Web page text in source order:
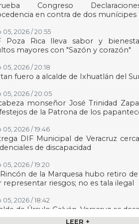
Congreso
en contra de dos munícipes
05, 2026 / 20:55
Poza Rica lleva sabor y
mayores con "Sazón y corazón"
05, 2026 / 20:18
fuero a alcalde de Ixhuatlán del
05, 2026 / 20:05
monseñor José Trinidad
de la Patrona de los
05, 2026 / 19:46
DIF Municipal de Veracruz
de discapacidad
05, 2026 / 19:20
de la Marquesa hubo retiro
representar riesgos; no es tala ilegal
05, 2026 / 18:42
de Úrsulo Galván, Veracruz es
LEER +